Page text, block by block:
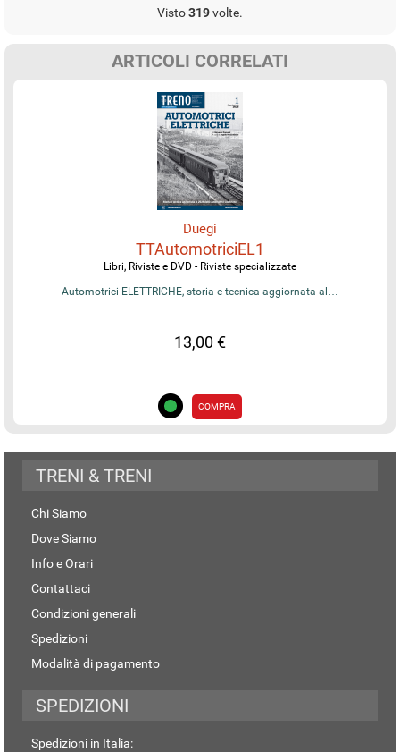
Visto319volte.
ARTICOLI CORRELATI
Duegi
TTAutomotriciEL1
Libri, Riviste e DVD - Riviste specializzate
Automotrici ELETTRICHE, storia e tecnica aggiornata al…
13,00 €
COMPRA
TRENI & TRENI
Chi Siamo
Dove Siamo
Info e Orari
Contattaci
Condizioni generali
Spedizioni
Modalità di pagamento
SPEDIZIONI
Spedizioni in Italia: